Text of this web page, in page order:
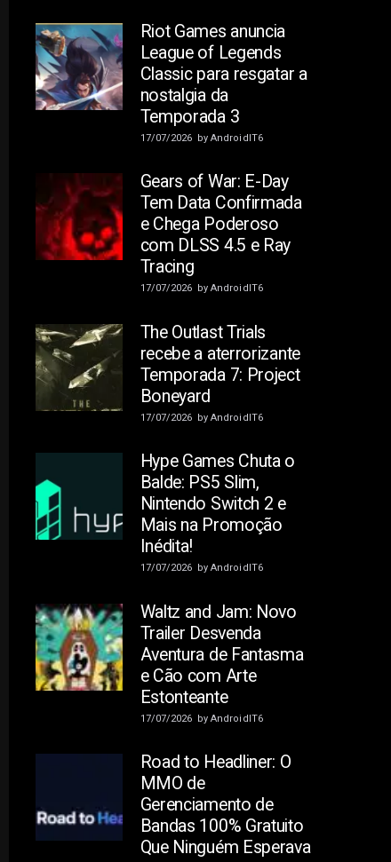
Riot Games anuncia
League of Legends
Classic para resgatar a
nostalgia da
Temporada 3
17/07/2026 by AndroidIT6
Gears of War: E-Day
Tem Data Confirmada
e Chega Poderoso
com DLSS 4.5 e Ray
Tracing
17/07/2026 by AndroidIT6
The Outlast Trials
recebe a aterrorizante
Temporada 7: Project
Boneyard
17/07/2026 by AndroidIT6
Hype Games Chuta o
Balde: PS5 Slim,
Nintendo Switch 2 e
Mais na Promoção
Inédita!
17/07/2026 by AndroidIT6
Waltz and Jam: Novo
Trailer Desvenda
Aventura de Fantasma
e Cão com Arte
Estonteante
17/07/2026 by AndroidIT6
Road to Headliner: O
MMO de
Gerenciamento de
Bandas 100% Gratuito
Que Ninguém Esperava